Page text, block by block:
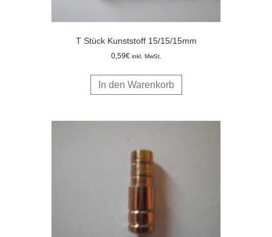
T Stück Kunststoff 15/15/15mm
0,59€ inkl. MwSt.
In den Warenkorb